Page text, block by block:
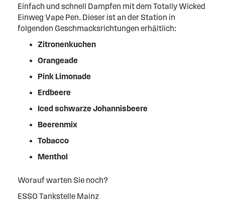
Einfach und schnell Dampfen mit dem Totally Wicked
Einweg Vape Pen. Dieser ist an der Station in
folgenden Geschmacksrichtungen erhältlich:
Zitronenkuchen
Orangeade
Pink Limonade
Erdbeere
Iced schwarze Johannisbeere
Beerenmix
Tobacco
Menthol
Worauf warten Sie noch?
ESSO Tankstelle Mainz